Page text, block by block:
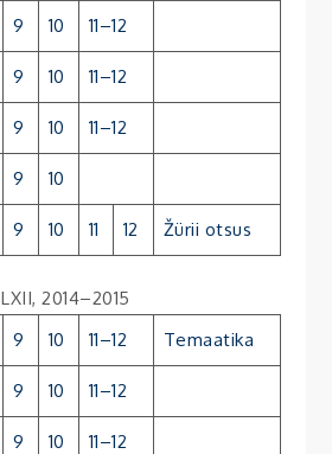
9 10 11–12
9 10 11–12
9 10 11–12
9 10
9 10 11 12 Žürii otsus
LXII, 2014–2015
9 10 11–12 Temaatika
9 10 11–12
9 10 11–12